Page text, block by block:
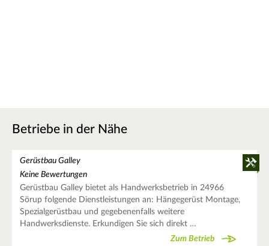
Betriebe in der Nähe
Gerüstbau Galley
Keine Bewertungen
Gerüstbau Galley bietet als Handwerksbetrieb in 24966
Sörup folgende Dienstleistungen an: Hängegerüst Montage,
Spezialgerüstbau und gegebenenfalls weitere
Handwerksdienste. Erkundigen Sie sich direkt …
Zum Betrieb